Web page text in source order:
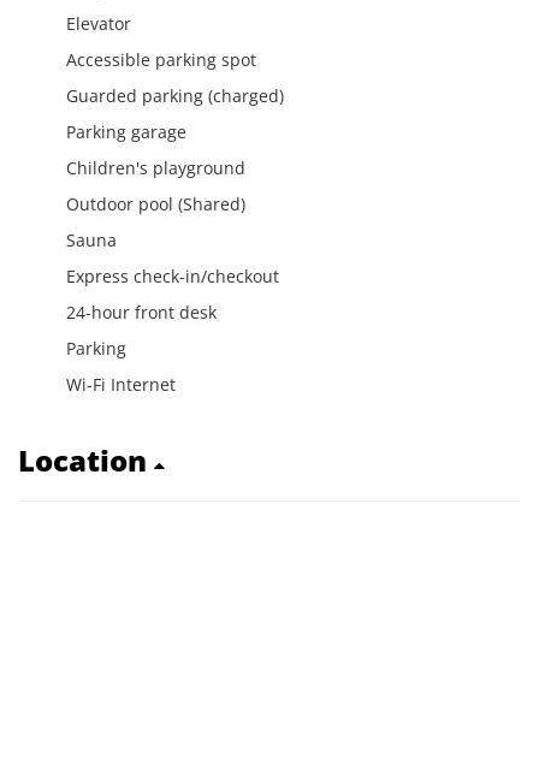
Elevator
Accessible parking spot
Guarded parking (charged)
Parking garage
Children's playground
Outdoor pool (Shared)
Sauna
Express check-in/checkout
24-hour front desk
Parking
Wi-Fi Internet
Location